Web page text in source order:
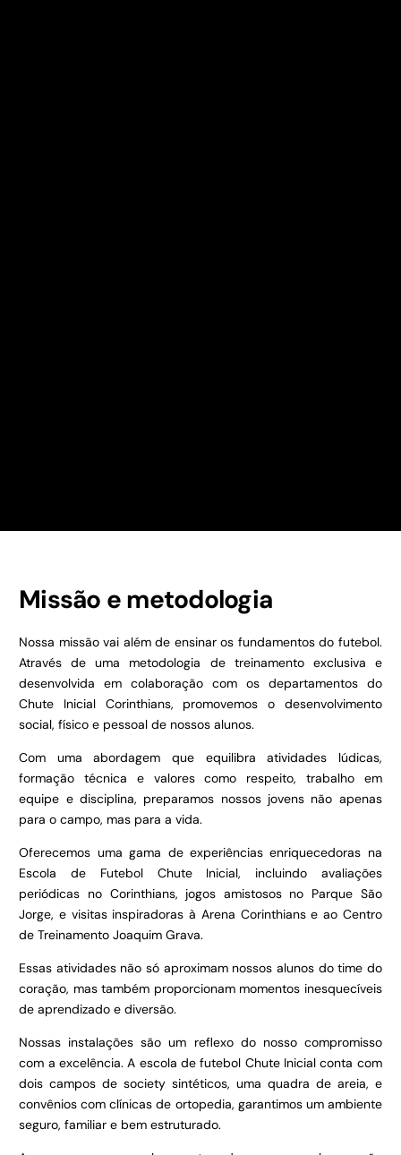
Missão e metodologia
Nossa missão vai além de ensinar os fundamentos do futebol.
Através de uma metodologia de treinamento exclusiva e
desenvolvida em colaboração com os departamentos do
Chute Inicial Corinthians, promovemos o desenvolvimento
social, físico e pessoal de nossos alunos.
Com uma abordagem que equilibra atividades lúdicas,
formação técnica e valores como respeito, trabalho em
equipe e disciplina, preparamos nossos jovens não apenas
para o campo, mas para a vida.
Oferecemos uma gama de experiências enriquecedoras na
Escola de Futebol Chute Inicial, incluindo avaliações
periódicas no Corinthians, jogos amistosos no Parque São
Jorge, e visitas inspiradoras à Arena Corinthians e ao Centro
de Treinamento Joaquim Grava.
Essas atividades não só aproximam nossos alunos do time do
coração, mas também proporcionam momentos inesquecíveis
de aprendizado e diversão.
Nossas instalações são um reflexo do nosso compromisso
com a excelência. A escola de futebol Chute Inicial conta com
dois campos de society sintéticos, uma quadra de areia, e
convênios com clínicas de ortopedia, garantimos um ambiente
seguro, familiar e bem estruturado.